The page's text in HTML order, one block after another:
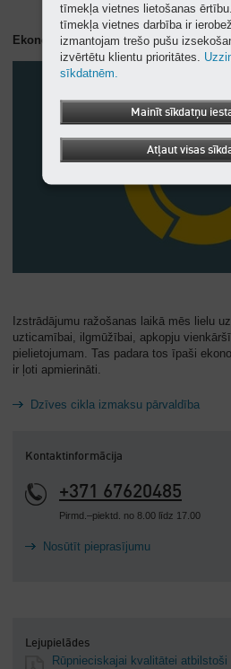
Ekonomisks visos līmeņos
Izstrādājumu ražošanas laikā mēs lielu
uzticamībai, ilgmūžībai, apkopju
pielietojumam. Tas padara tos īpaši
ir ļoti apmierināti.
Dzīves cikla izmaksu pārvaldība
Kontaktinformācija
+371 67620485
Pirmd.–piektd. no 8.00 līdz 17.00
Nosūtīt pieprasījumu
Lejupielādes
Rūpnieciskajai kvalitātei
tīmekļa vietnes lietošanas
tīmekļa vietnes darbība ir
izmantojam trešo pušu
izvērtētu klientu prioritātes.
sīkdatnēm.
Mainīt sīkdatņu
Atļaut visas